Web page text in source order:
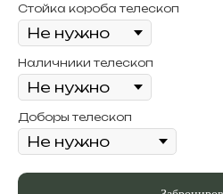
Стойка короба телескоп
Наличники телескоп
Доборы телескоп